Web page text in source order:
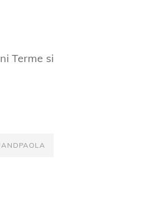
Terme si